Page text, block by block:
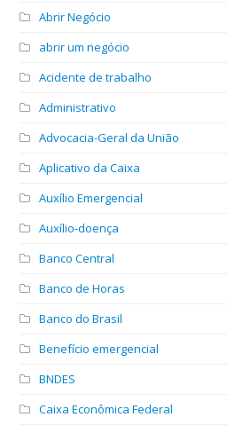
Abrir Negócio
abrir um negócio
Acidente de trabalho
Administrativo
Advocacia-Geral da União
Aplicativo da Caixa
Auxílio Emergencial
Auxílio-doença
Banco Central
Banco de Horas
Banco do Brasil
Benefício emergencial
BNDES
Caixa Econômica Federal